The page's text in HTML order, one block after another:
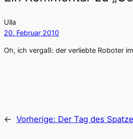
Ulla
20. Februar 2010
Oh, ich vergaß: der verliebte Roboter
← Vorherige: Der Tag des